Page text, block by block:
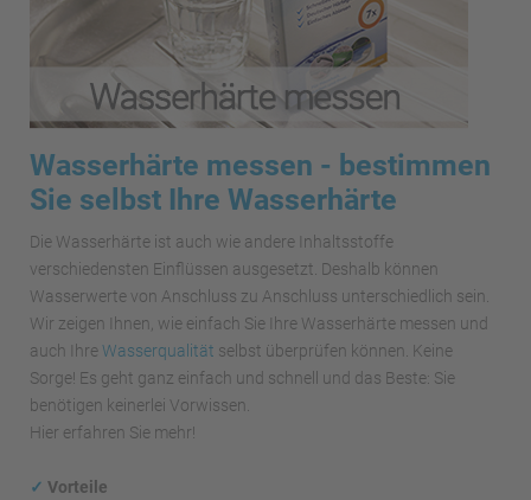
Wasserhärte messen - bestimmen
Sie selbst Ihre Wasserhärte
Die Wasserhärte ist auch wie andere Inhaltsstoffe
verschiedensten Einflüssen ausgesetzt. Deshalb können
Wasserwerte von Anschluss zu Anschluss unterschiedlich sein.
Wir zeigen Ihnen, wie einfach Sie Ihre Wasserhärte messen und
auch IhreWasserqualität selbst überprüfen können. Keine
Sorge! Es geht ganz einfach und schnell und das Beste: Sie
benötigen keinerlei Vorwissen.
Hier erfahren Sie mehr!
✓ Vorteile